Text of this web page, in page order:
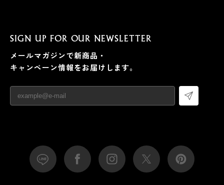
SIGN UP FOR OUR NEWSLETTER
メールマガジンで新商品・
キャンペーン情報をお届けします。